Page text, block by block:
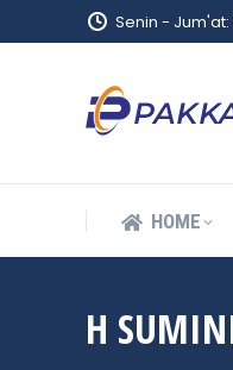
Senin - Jum'at:
HOME
H
HOME